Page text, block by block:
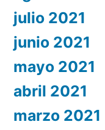
julio 2021
junio 2021
mayo 2021
abril 2021
marzo 2021